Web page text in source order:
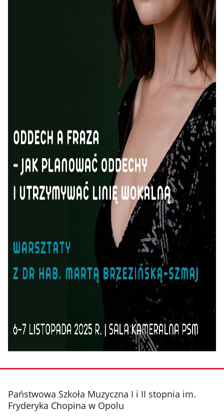
stopka
Państwowa Szkoła Muzyczna I i II stopnia im.
Fryderyka Chopina w Opolu